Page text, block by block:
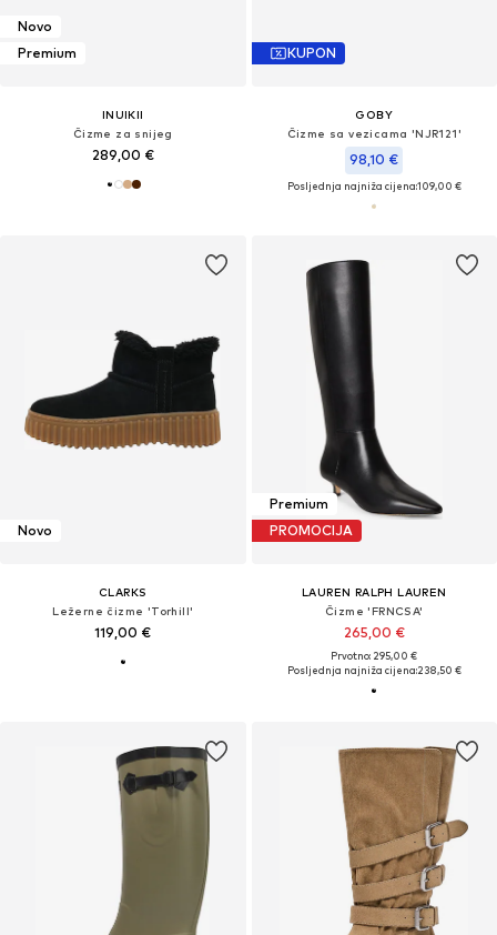
Novo
Premium
INUIKII
Čizme za snijeg
289,00 €
KUPON
GOBY
Čizme sa vezicama 'NJR121'
98,10 €
Posljednja najniža cijena:109,00 €
Novo
CLARKS
Ležerne čizme 'Torhill'
119,00 €
Premium
PROMOCIJA
LAUREN RALPH LAUREN
Čizme 'FRNCSA'
265,00 €
Prvotno: 295,00 €
Posljednja najniža cijena:238,50 €